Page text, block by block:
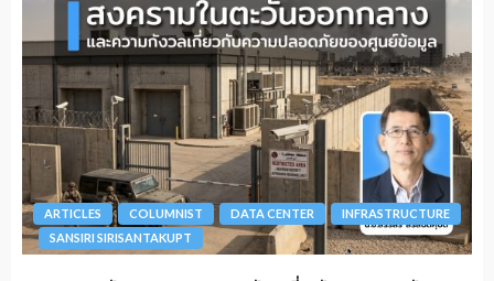
ARTICLES COLUMNIST DATA CENTER
INFRASTRUCTURE
SANSIRI SIRISANTAKUPT